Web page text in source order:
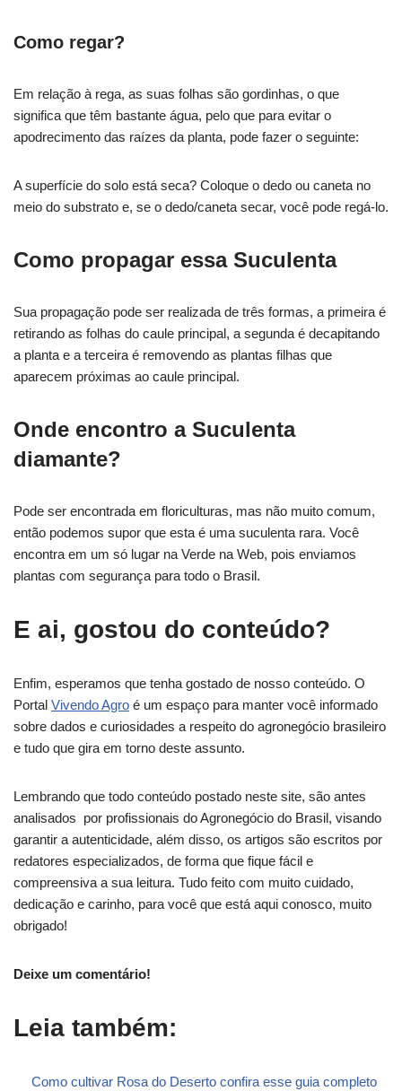
Como regar?
Em relação à rega, as suas folhas são gordinhas, o que
significa que têm bastante água, pelo que para evitar o
apodrecimento das raízes da planta, pode fazer o seguinte:
A superfície do solo está seca? Coloque o dedo ou caneta no
meio do substrato e, se o dedo/caneta secar, você pode regá-lo.
Como propagar essa Suculenta
Sua propagação pode ser realizada de três formas, a primeira é
retirando as folhas do caule principal, a segunda é decapitando
a planta e a terceira é removendo as plantas filhas que
aparecem próximas ao caule principal.
Onde encontro a Suculenta
diamante?
Pode ser encontrada em floriculturas, mas não muito comum,
então podemos supor que esta é uma suculenta rara. Você
encontra em um só lugar na Verde na Web, pois enviamos
plantas com segurança para todo o Brasil.
E ai, gostou do conteúdo?
Enfim, esperamos que tenha gostado de nosso conteúdo. O
Portal Vivendo Agro é um espaço para manter você informado
sobre dados e curiosidades a respeito do agronegócio brasileiro
e tudo que gira em torno deste assunto.
Lembrando que todo conteúdo postado neste site, são antes
analisados por profissionais do Agronegócio do Brasil, visando
garantir a autenticidade, além disso, os artigos são escritos por
redatores especializados, de forma que fique fácil e
compreensiva a sua leitura. Tudo feito com muito cuidado,
dedicação e carinho, para você que está aqui conosco, muito
obrigado!
Deixe um comentário!
Leia também:
Como cultivar Rosa do Deserto confira esse guia completo